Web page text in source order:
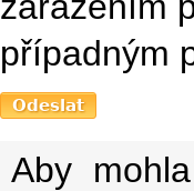
případným
Aby